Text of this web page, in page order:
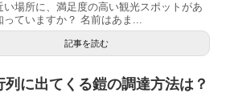
い場所に、満足度の高い観光スポットがあ
っていますか？ 名前はあま...
記事を読む
列に出てくる鎧の調達方法は？